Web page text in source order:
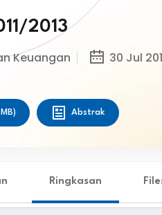
2013
Keuangan 30 Jul
Abstrak
Ringkasan